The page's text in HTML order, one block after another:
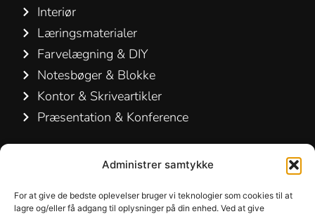
Administrer samtykke
For at give de bedste oplevelser bruger vi teknologier som cookies til at
lagre og/eller få adgang til oplysninger på din enhed. Ved at give
Interiør
Læringsmaterialer
Farvelægning & DIY
Notesbøger & Blokke
Kontor & Skriveartikler
Præsentation & Konference
Hirsemarken 5, st. th.